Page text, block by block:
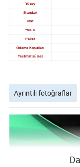
Yüzey
Standart
Not
"MOD
Paket
Ödeme Koşulları
Teslimat süresi
Ayrıntılı fotoğraflar